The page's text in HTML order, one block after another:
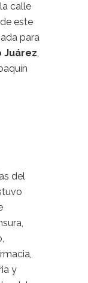
calle
este
para
Juárez,
del
y